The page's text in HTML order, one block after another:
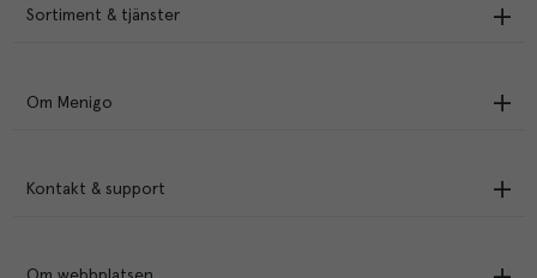
Sortiment & tjänster
Om Menigo
Kontakt & support